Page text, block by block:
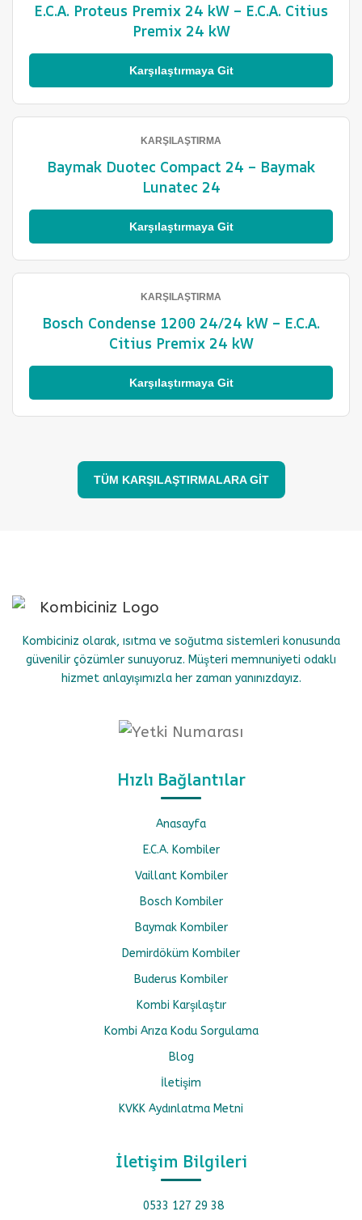
E.C.A. Proteus Premix 24 kW – E.C.A. Citius
Premix 24 kW
Karşılaştırmaya Git
KARŞILAŞTIRMA
Baymak Duotec Compact 24 – Baymak
Lunatec 24
Karşılaştırmaya Git
KARŞILAŞTIRMA
Bosch Condense 1200 24/24 kW – E.C.A.
Citius Premix 24 kW
Karşılaştırmaya Git
TÜM KARŞILAŞTIRMALARA GİT
Kombiciniz olarak, ısıtma ve soğutma sistemleri konusunda
güvenilir çözümler sunuyoruz. Müşteri memnuniyeti odaklı
hizmet anlayışımızla her zaman yanınızdayız.
Hızlı Bağlantılar
Anasayfa
E.C.A. Kombiler
Vaillant Kombiler
Bosch Kombiler
Baymak Kombiler
Demirdöküm Kombiler
Buderus Kombiler
Kombi Karşılaştır
Kombi Arıza Kodu Sorgulama
Blog
İletişim
KVKK Aydınlatma Metni
İletişim Bilgileri
0533 127 29 38